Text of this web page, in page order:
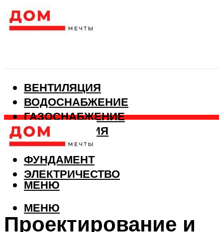
ВЕНТИЛЯЦИЯ
ВОДОСНАБЖЕНИЕ
ГАЗОСНАБЖЕНИЕ
КАНАЛИЗАЦИЯ
ОТОПЛЕНИЕ
ФУНДАМЕНТ
ЭЛЕКТРИЧЕСТВО
МЕНЮ
МЕНЮ
Проектирование и